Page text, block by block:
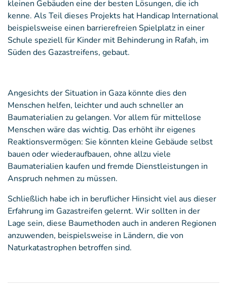
kleinen Gebäuden eine der besten Lösungen, die ich
kenne. Als Teil dieses Projekts hat Handicap International
beispielsweise einen barrierefreien Spielplatz in einer
Schule speziell für Kinder mit Behinderung in Rafah, im
Süden des Gazastreifens, gebaut.
Angesichts der Situation in Gaza könnte dies den
Menschen helfen, leichter und auch schneller an
Baumaterialien zu gelangen. Vor allem für mittellose
Menschen wäre das wichtig. Das erhöht ihr eigenes
Reaktionsvermögen: Sie könnten kleine Gebäude selbst
bauen oder wiederaufbauen, ohne allzu viele
Baumaterialien kaufen und fremde Dienstleistungen in
Anspruch nehmen zu müssen.
Schließlich habe ich in beruflicher Hinsicht viel aus dieser
Erfahrung im Gazastreifen gelernt. Wir sollten in der
Lage sein, diese Baumethoden auch in anderen Regionen
anzuwenden, beispielsweise in Ländern, die von
Naturkatastrophen betroffen sind.